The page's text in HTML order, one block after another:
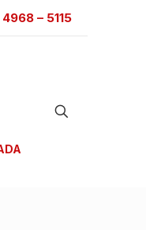
4968 – 5115